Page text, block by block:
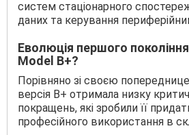
систем стаціонарного
даних та керування
Еволюція першого
Model B+?
Порівняно зі своєю
версія B+ отримала низку
покращень, які зробили її
професійного використання в